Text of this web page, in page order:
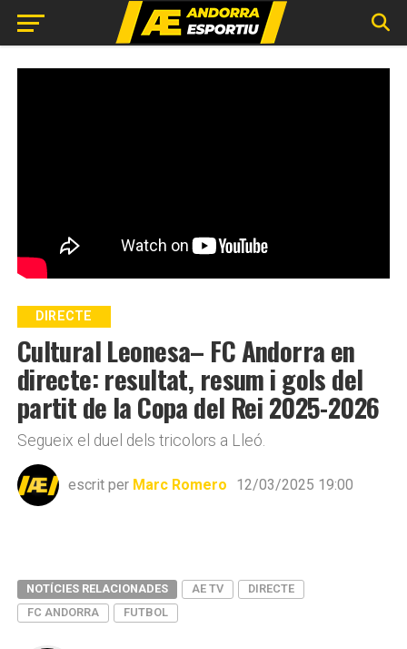
DIRECTE
Cultural Leonesa– FC Andorra en
directe: resultat, resum i gols del
partit de la Copa del Rei 2025-2026
Segueix el duel dels tricolors a Lleó.
escrit per Marc Romero 12/03/2025 19:00
NOTÍCIES RELACIONADES AE TV
DIRECTE
FC ANDORRA
FUTBOL